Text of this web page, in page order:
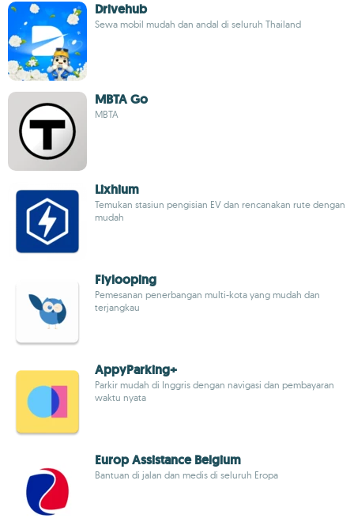
Drivehub
Sewa mobil mudah dan andal di seluruh Thailand
MBTA Go
MBTA
Lixhium
Temukan stasiun pengisian EV dan rencanakan rute dengan
mudah
Flylooping
Pemesanan penerbangan multi-kota yang mudah dan
terjangkau
AppyParking+
Parkir mudah di Inggris dengan navigasi dan pembayaran
waktu nyata
Europ Assistance Belgium
Bantuan di jalan dan medis di seluruh Eropa